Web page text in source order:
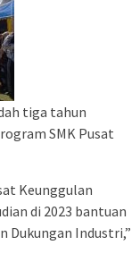
tiga tahun
SMK Pusat
Keunggulan
di 2023 bantuan
Dukungan Industri,”